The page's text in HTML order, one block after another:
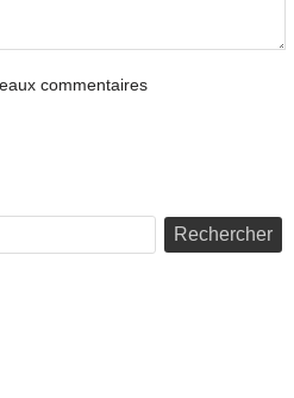
commentaires
Rechercher